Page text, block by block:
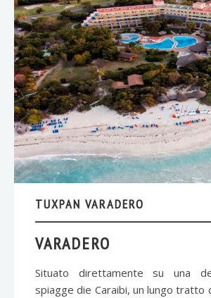
TUXPAN VARADERO
VARADERO
Situato direttamente su una
spiagge die Caraibi, un lungo tratto